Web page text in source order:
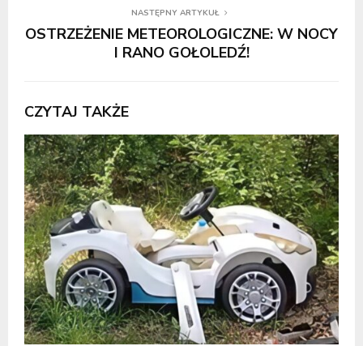
NASTĘPNY ARTYKUŁ
OSTRZEŻENIE METEOROLOGICZNE: W NOCY
I RANO GOŁOLEDŹ!
CZYTAJ TAKŻE